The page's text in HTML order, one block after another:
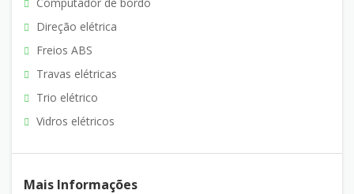
Direção elétrica
Freios ABS
Travas elétricas
Trio elétrico
Vidros elétricos
Mais Informações